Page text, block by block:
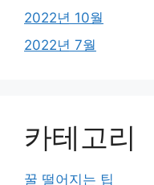
2022년 10월
2022년 7월
카테고리
꿀 떨어지는 팁